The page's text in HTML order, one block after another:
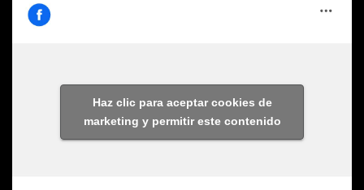
Haz clic para aceptar cookies de
marketing y permitir este contenido